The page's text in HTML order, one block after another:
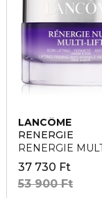
LANCÔME
RENERGIE
RENERGIE
37 730 Ft
53 900 Ft